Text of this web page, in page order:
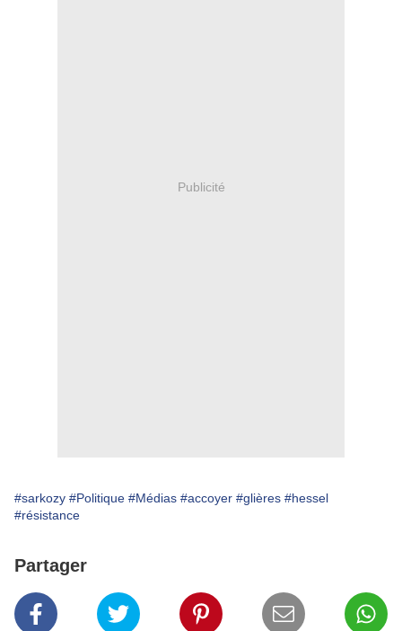
Publicité
#sarkozy #Politique #Médias #accoyer #glières #hessel
#résistance
Partager